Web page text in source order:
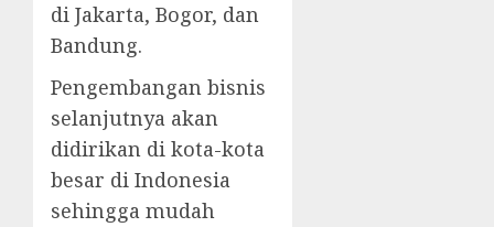
di Jakarta, Bogor, dan
Bandung.
Pengembangan bisnis
selanjutnya akan
didirikan di kota-kota
besar di Indonesia
sehingga mudah